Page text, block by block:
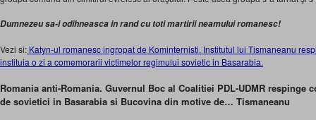
Dumnezeu sa-i odihneasca in rand cu toti martirii neamului romanesc!
Vezi si: Katyn-ul romanesc ingropat de Kominternisti. Institutul lui Tismaneanu
instituia o zi a comemorarii victimelor regimului sovietic in Basarabia.
Romania anti-Romania. Guvernul Boc al Coalitiei PDL-UDMR respinge
de sovietici in Basarabia si Bucovina din motive de… Tismaneanu